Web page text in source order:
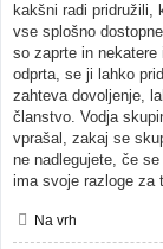
kakšni radi pridružili,
vse splošno
so zaprte in
odprta, se ji lahko
zahteva dovoljenje,
članstvo. Vodja
vprašal, zakaj se
ne nadlegujete, če
ima svoje razloge za
Na vrh